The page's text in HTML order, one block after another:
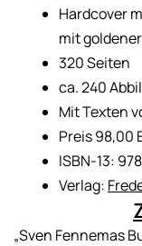
Hardcover
mit
320 Seiten
ca. 240
Mit Texten
Preis 98,00
ISBN-13:
Verlag:
„Sven Fennemas